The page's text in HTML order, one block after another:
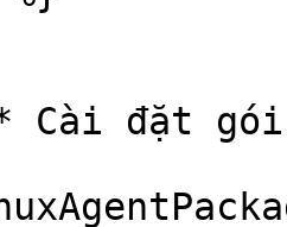
Cài đặt